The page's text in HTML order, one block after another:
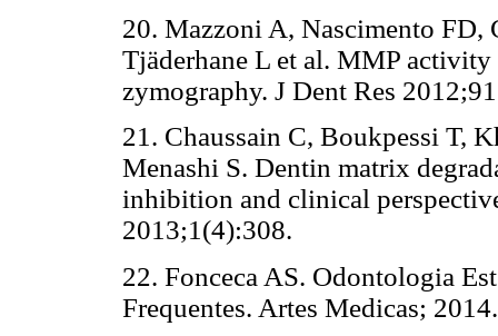
20. Mazzoni A, Nascimento FD,
Tjäderhane L et al. MMP
zymography. J Dent Res
21. Chaussain C, Boukpessi T,
Menashi S. Dentin matrix
inhibition and clinical
2013;1(4):308.
22. Fonceca AS. Odontologia
Frequentes. Artes Medicas; 2014.